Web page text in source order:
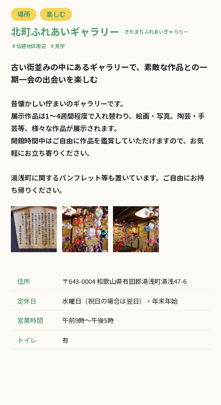
場所 楽しむ
北町ふれあいギャラリー
きたまちふれあいぎゃらりー
伝建地区周辺
見学
古い街並みの中にあるギャラリーで、素敵な作品との一
期一会の出会いを楽しむ
昔懐かしい佇まいのギャラリーです。
展示作品は1～4週間程度で入れ替わり、絵画・写真。陶芸・手
芸等、様々な作品が展示されます。
開館時間中はご自由に作品を鑑賞していただけますので、お気
軽にお立ち寄りください。
湯浅町に関するパンフレット等も置いています。ご自由にお持
ち帰りください。
住所 〒643-0004 和歌山県有田郡湯浅町湯浅47-6
定休日 水曜日（祝日の場合は翌日）・年末年始
営業時間 午前9時～午後5時
トイレ 有